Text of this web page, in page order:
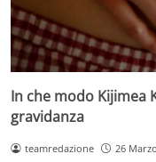
In che modo Kijimea
gravidanza
teamredazione 26